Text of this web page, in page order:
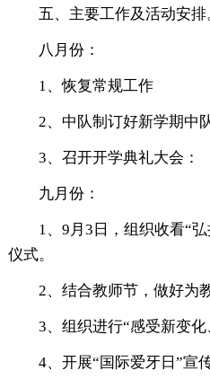
五、主要工作及活动安排
八月份：
1、恢复常规工作
2、中队制订好新学期中
3、召开开学典礼大会：
九月份：
1、9月3日，组织收看“
仪式。
2、结合教师节，做好为
3、组织进行“感受新变化
4、开展“国际爱牙日”宣